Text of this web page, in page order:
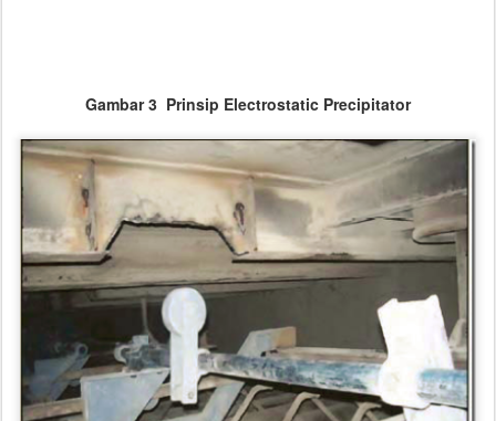
Gambar 3 Prinsip Electrostatic Precipitator